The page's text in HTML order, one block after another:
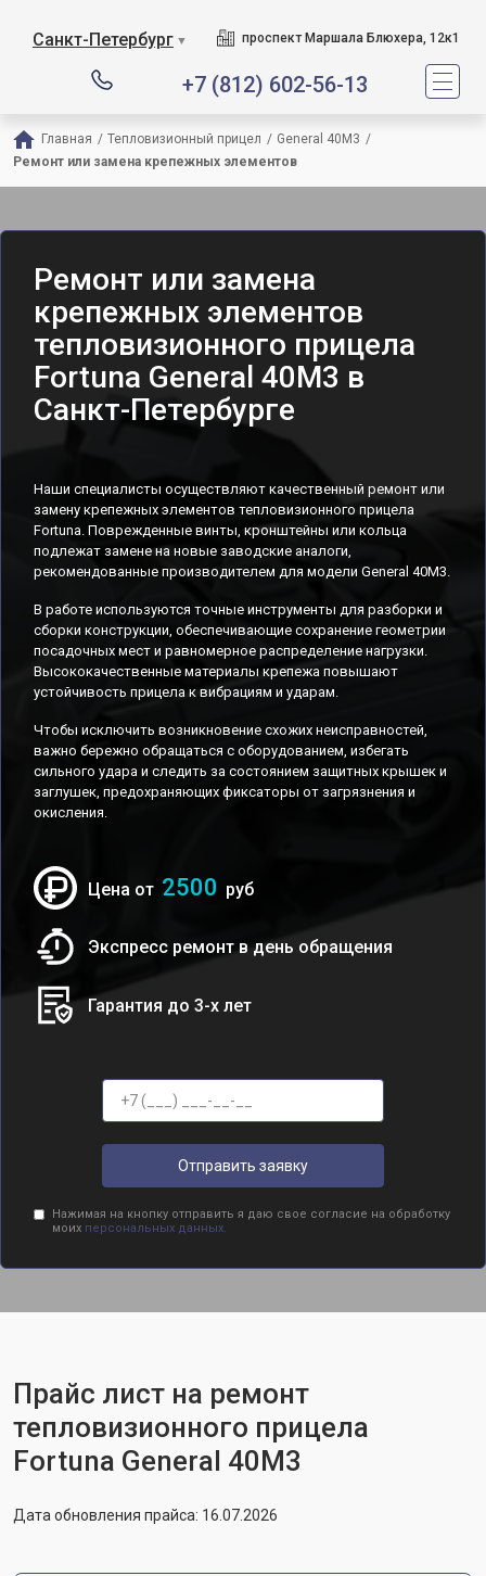
Санкт-Петербург ▼ проспект Маршала Блюхера, 12к1
+7 (812) 602-56-13
Главная / Тепловизионный прицел / General 40M3 /
Ремонт или замена крепежных элементов
Ремонт или замена
крепежных элементов
тепловизионного прицела
Fortuna General 40M3 в
Санкт-Петербурге
Наши специалисты осуществляют качественный ремонт или
замену крепежных элементов тепловизионного прицела
Fortuna. Поврежденные винты, кронштейны или кольца
подлежат замене на новые заводские аналоги,
рекомендованные производителем для модели General 40M3.
В работе используются точные инструменты для разборки и
сборки конструкции, обеспечивающие сохранение геометрии
посадочных мест и равномерное распределение нагрузки.
Высококачественные материалы крепежа повышают
устойчивость прицела к вибрациям и ударам.
Чтобы исключить возникновение схожих неисправностей,
важно бережно обращаться с оборудованием, избегать
сильного удара и следить за состоянием защитных крышек и
заглушек, предохраняющих фиксаторы от загрязнения и
окисления.
Цена от 2500 руб
Экспресс ремонт в день обращения
Гарантия до 3-х лет
Отправить заявку
Нажимая на кнопку отправить я даю свое согласие на обработку
моих персональных данных.
Прайс лист на ремонт
тепловизионного прицела
Fortuna General 40M3
Дата обновления прайса: 16.07.2026